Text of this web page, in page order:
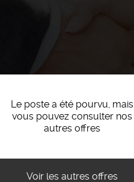
Le poste a été pourvu, mais
vous pouvez consulter nos
autres offres
Voir les autres offres